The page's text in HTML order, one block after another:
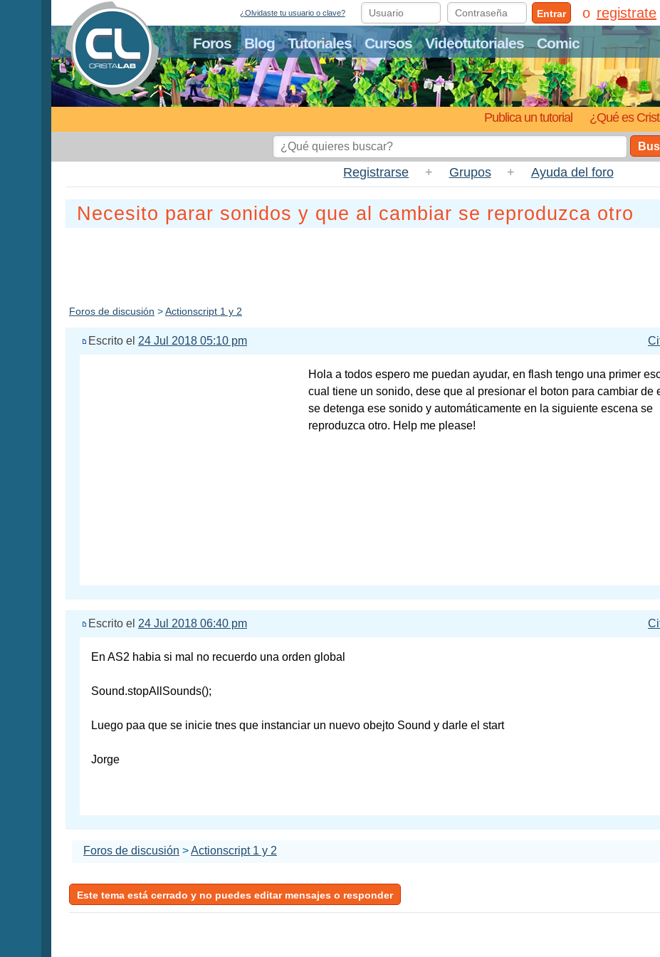
Foros Blog Tutoriales Cursos Videotutoriales Comic
Publica un tutorial ¿Qué es
¿Olvidaste tu usuario o clave? Entrar registrate
Registrarse + Grupos + Ayuda del foro
Necesito parar sonidos y que al cambiar se reproduzca otro
Foros de discusión >Actionscript 1 y 2
Escrito el 24 Jul 2018 05:10 pm
Hola a todos espero me puedan ayudar, en flash tengo una primer
cual tiene un sonido, dese que al presionar el boton para cambiar de
se detenga ese sonido y automáticamente en la siguiente escena se
reproduzca otro. Help me please!
Escrito el 24 Jul 2018 06:40 pm
En AS2 habia si mal no recuerdo una orden global
Sound.stopAllSounds();
Luego paa que se inicie tnes que instanciar un nuevo obejto Sound y darle el start
Jorge
Foros de discusión >Actionscript 1 y 2
Este tema está cerrado y no puedes editar mensajes o responder